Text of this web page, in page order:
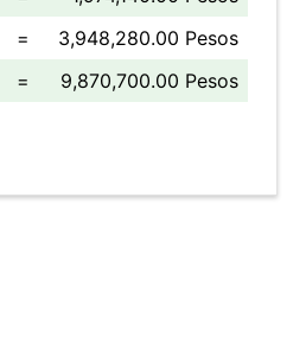
=
3,948,280.00 Pesos
= 9,870,700.00 Pesos